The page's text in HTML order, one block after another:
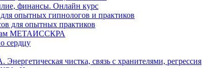
финансы. Онлайн курс
опытных гипнологов и практиков
для опытных практиков
МЕТАИССКРА
сердцу
чистка, связь с хранителями, регрессия